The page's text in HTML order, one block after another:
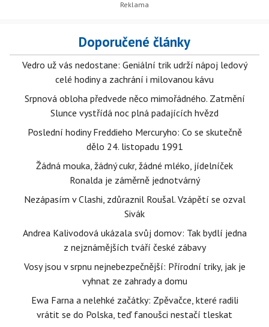
Doporučené články
Vedro už vás nedostane: Geniální trik udrží nápoj ledový
celé hodiny a zachrání i milovanou kávu
Srpnová obloha předvede něco mimořádného. Zatmění
Slunce vystřídá noc plná padajících hvězd
Poslední hodiny Freddieho Mercuryho: Co se skutečně
dělo 24. listopadu 1991
Žádná mouka, žádný cukr, žádné mléko, jídelníček
Ronalda je záměrně jednotvárný
Nezápasím v Clashi, zdůraznil Roušal. Vzápětí se ozval
Sivák
Andrea Kalivodová ukázala svůj domov: Tak bydlí jedna
z nejznámějších tváří české zábavy
Vosy jsou v srpnu nejnebezpečnější: Přírodní triky, jak je
vyhnat ze zahrady a domu
Ewa Farna a nelehké začátky: Zpěvačce, které radili
vrátit se do Polska, teď fanoušci nestačí tleskat